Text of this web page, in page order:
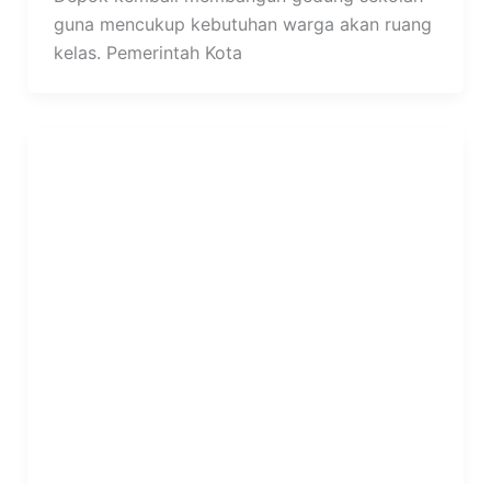
guna mencukup kebutuhan warga akan ruang
kelas. Pemerintah Kota